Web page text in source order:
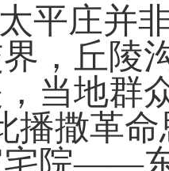
平庄并
，丘陵
当地群
播撒革
院——